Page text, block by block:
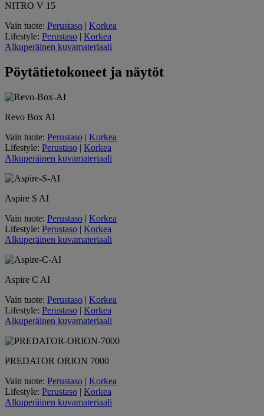
NITRO V 15
Vain tuote: Perustaso | Korkea
Lifestyle: Perustaso | Korkea
Alkuperäinen kuvamateriaali
Pöytätietokoneet ja näytöt
Revo Box AI
Vain tuote: Perustaso | Korkea
Lifestyle: Perustaso | Korkea
Alkuperäinen kuvamateriaali
Aspire S AI
Vain tuote: Perustaso | Korkea
Lifestyle: Perustaso | Korkea
Alkuperäinen kuvamateriaali
Aspire C AI
Vain tuote: Perustaso | Korkea
Lifestyle: Perustaso | Korkea
Alkuperäinen kuvamateriaali
PREDATOR ORION 7000
Vain tuote: Perustaso | Korkea
Lifestyle: Perustaso | Korkea
Alkuperäinen kuvamateriaali